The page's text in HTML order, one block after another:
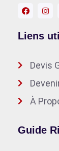
Liens
Devis
À
Guide